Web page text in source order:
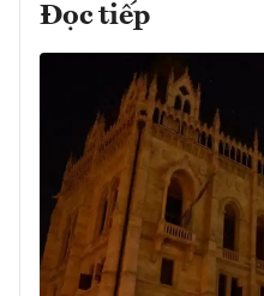
Đọc tiếp